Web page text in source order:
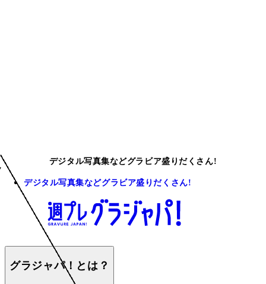
デジタル写真集などグラビア盛りだくさん!
デジタル写真集などグラビア盛りだくさん!
グラジャパ！とは？